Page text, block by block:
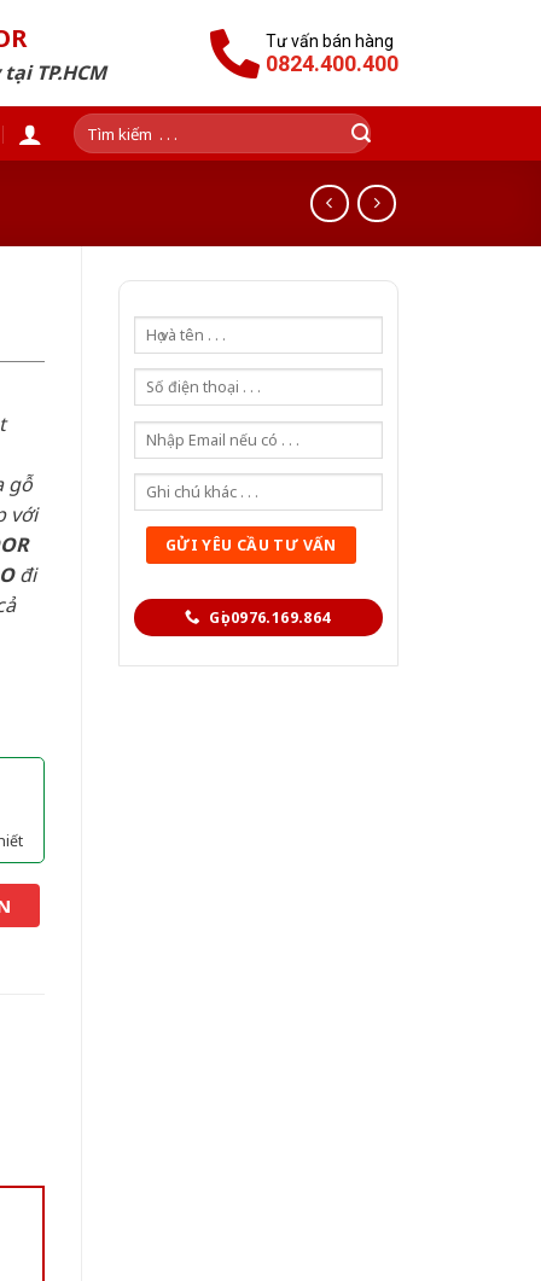
TP.HCM
Tư vấn bán hàng
0824.400.400
Tìm
kiếm:
Gọi 0976.169.864
gỗ
với
đi